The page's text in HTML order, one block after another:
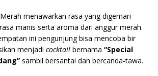
menawarkan rasa yang digemari
manis serta aroma dari anggur merah.
ini pengunjung bisa mencoba bir
menjadi cocktail bernama “Special
sambil bersantai dan bercanda-tawa.